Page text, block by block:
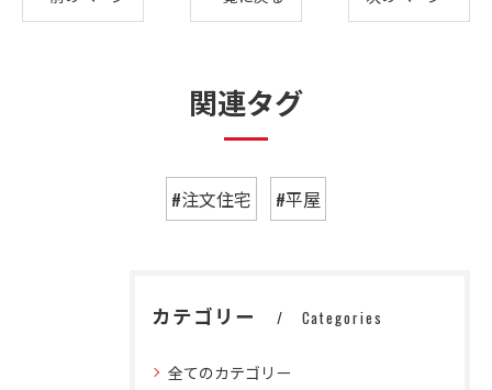
関連タグ
#注文住宅 #平屋
カテゴリー Categories
全てのカテゴリー